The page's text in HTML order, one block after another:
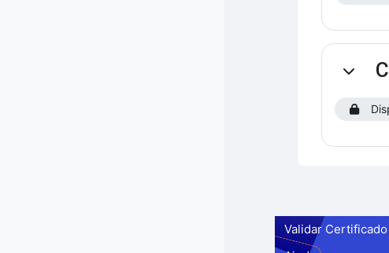
Contrair
Validar Certificado